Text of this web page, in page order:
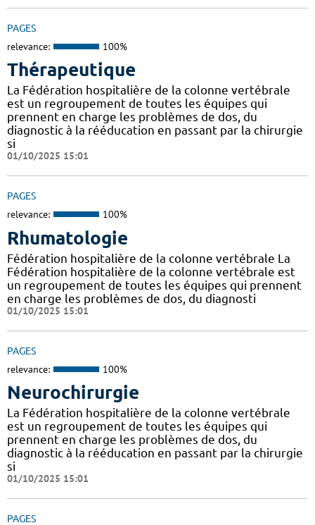
PAGES
relevance: 100%
Thérapeutique
La Fédération hospitalière de la colonne vertébrale
est un regroupement de toutes les équipes qui
prennent en charge les problèmes de dos, du
diagnostic à la rééducation en passant par la chirurgie
si
01/10/2025 15:01
PAGES
relevance: 100%
Rhumatologie
Fédération hospitalière de la colonne vertébrale La
Fédération hospitalière de la colonne vertébrale est
un regroupement de toutes les équipes qui prennent
en charge les problèmes de dos, du diagnosti
01/10/2025 15:01
PAGES
relevance: 100%
Neurochirurgie
La Fédération hospitalière de la colonne vertébrale
est un regroupement de toutes les équipes qui
prennent en charge les problèmes de dos, du
diagnostic à la rééducation en passant par la chirurgie
si
01/10/2025 15:01
PAGES